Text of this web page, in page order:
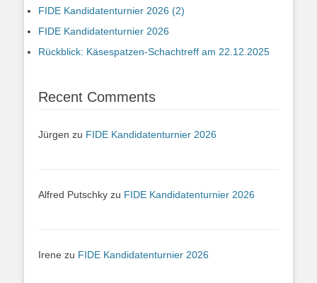
FIDE Kandidatenturnier 2026 (2)
FIDE Kandidatenturnier 2026
Rückblick: Käsespatzen-Schachtreff am 22.12.2025
Recent Comments
Jürgen zu FIDE Kandidatenturnier 2026
Alfred Putschky zu FIDE Kandidatenturnier 2026
Irene zu FIDE Kandidatenturnier 2026